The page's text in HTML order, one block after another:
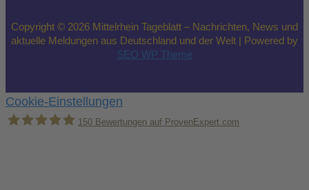
Copyright © 2026 Mittelrhein Tageblatt – Nachrichten, News und
aktuelle Meldungen aus Deutschland und der Welt | Powered by
SEO WP Theme
Cookie-Einstellungen
150 Bewertungen auf ProvenExpert.com